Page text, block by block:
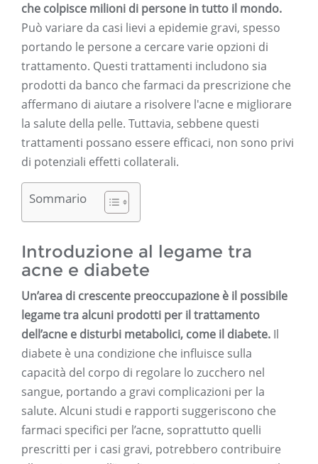
che colpisce milioni di persone in tutto il mondo.
Può variare da casi lievi a epidemie gravi, spesso
portando le persone a cercare varie opzioni di
trattamento. Questi trattamenti includono sia
prodotti da banco che farmaci da prescrizione che
affermano di aiutare a risolvere l'acne e migliorare
la salute della pelle. Tuttavia, sebbene questi
trattamenti possano essere efficaci, non sono privi
di potenziali effetti collaterali.
Sommario
Introduzione al legame tra
acne e diabete
Un’area di crescente preoccupazione è il possibile
legame tra alcuni prodotti per il trattamento
dell’acne e disturbi metabolici, come il diabete. Il
diabete è una condizione che influisce sulla
capacità del corpo di regolare lo zucchero nel
sangue, portando a gravi complicazioni per la
salute. Alcuni studi e rapporti suggeriscono che
farmaci specifici per l’acne, soprattutto quelli
prescritti per i casi gravi, potrebbero contribuire